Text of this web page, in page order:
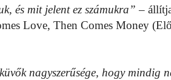
és mit jelent ez számukra” –
Love, Then Comes Money
nagyszerűsége, hogy